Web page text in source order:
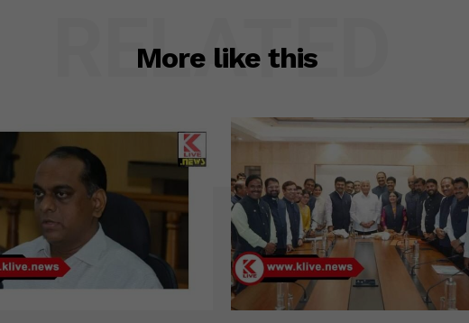
More like this
RELATED